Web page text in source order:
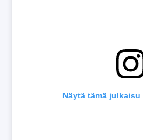
Näytä tämä